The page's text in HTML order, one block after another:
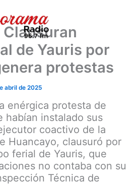
de Yauris por
protestas
abril de 2025
enérgica protesta de
habían instalado sus
coactivo de la
Huancayo, clausuró por
ferial de Yauris, que
no contaba con su
Técnica de